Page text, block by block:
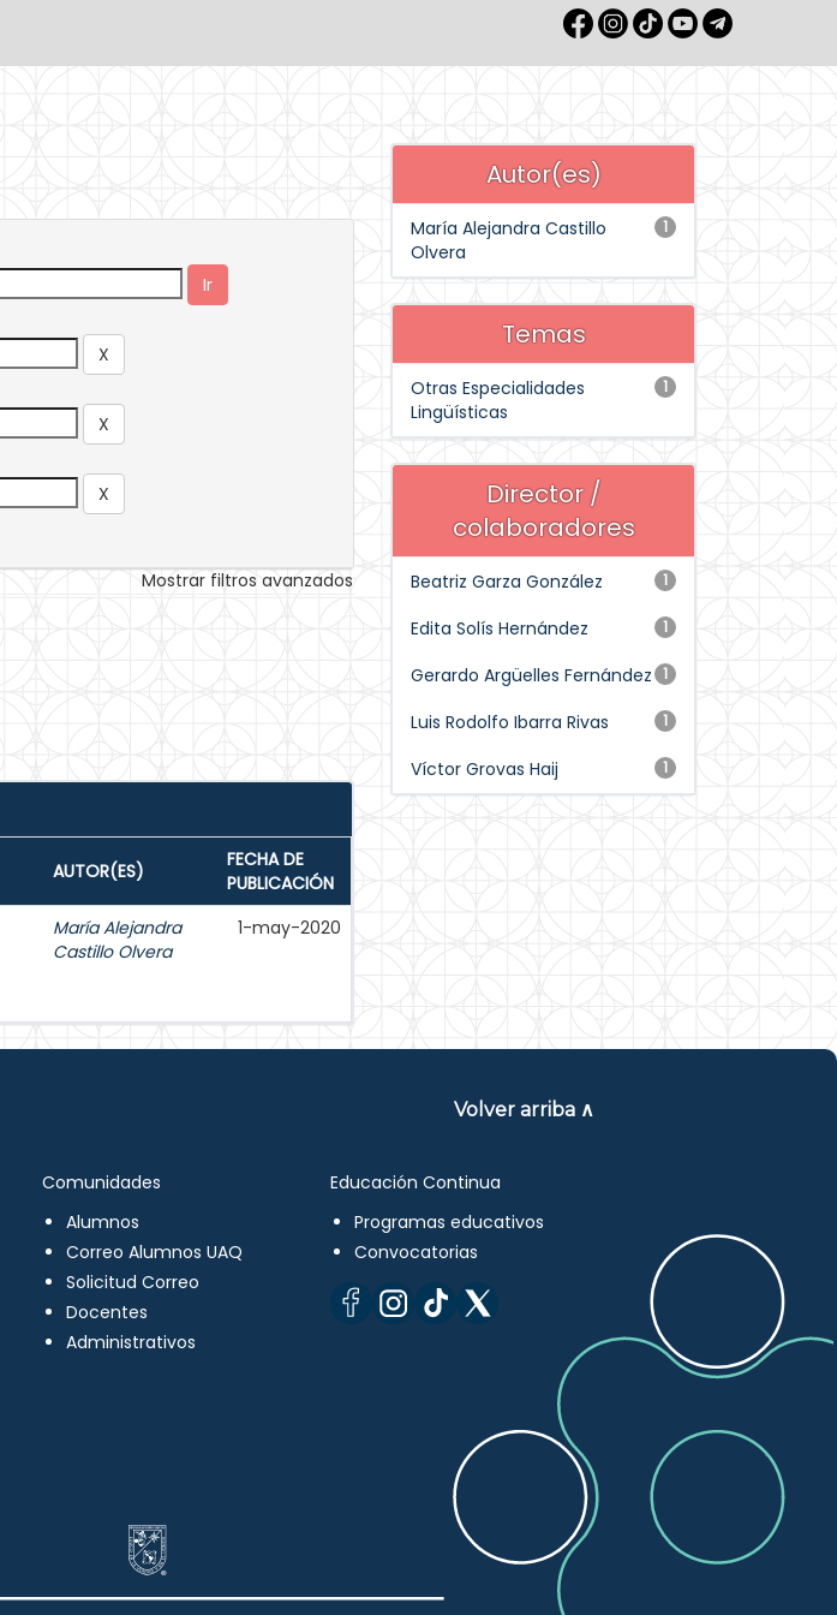
Mostrar filtros avanzados
AUTOR(ES)
FECHA DE
PUBLICACIÓN
María Alejandra
Castillo Olvera
1-may-2020
Autor(es)
1
María Alejandra Castillo
Olvera
Temas
1
Otras Especialidades
Lingüísticas
Director /
colaboradores
1
Beatriz Garza González
1
Edita Solís Hernández
1
Gerardo Argüelles Fernández
1
Luis Rodolfo Ibarra Rivas
1
Víctor Grovas Haij
Volver arriba ∧
Comunidades
Alumnos
Correo Alumnos UAQ
Solicitud Correo
Docentes
Administrativos
Educación Continua
Programas educativos
Convocatorias